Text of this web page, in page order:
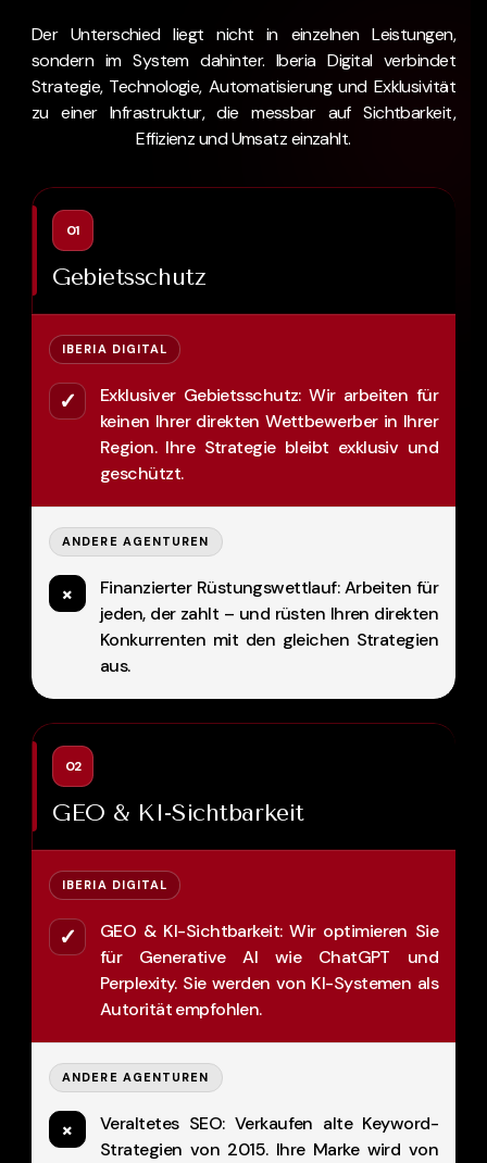
Der Unterschied liegt nicht in einzelnen Leistungen,
sondern im System dahinter. Iberia Digital verbindet
Strategie, Technologie, Automatisierung und Exklusivität
zu einer Infrastruktur, die messbar auf Sichtbarkeit,
Effizienz und Umsatz einzahlt.
01
Gebietsschutz
IBERIA DIGITAL
✓
Exklusiver Gebietsschutz: Wir arbeiten für
keinen Ihrer direkten Wettbewerber in Ihrer
Region. Ihre Strategie bleibt exklusiv und
geschützt.
ANDERE AGENTUREN
×
Finanzierter Rüstungswettlauf: Arbeiten für
jeden, der zahlt – und rüsten Ihren direkten
Konkurrenten mit den gleichen Strategien
aus.
02
GEO & KI-Sichtbarkeit
IBERIA DIGITAL
✓
GEO & KI-Sichtbarkeit: Wir optimieren Sie
für Generative AI wie ChatGPT und
Perplexity. Sie werden von KI-Systemen als
Autorität empfohlen.
ANDERE AGENTUREN
×
Veraltetes SEO: Verkaufen alte Keyword-
Strategien von 2015. Ihre Marke wird von